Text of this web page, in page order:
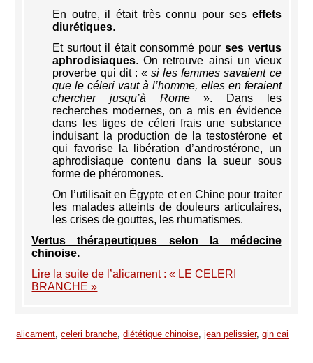
En outre, il était très connu pour ses effets
diurétiques.
Et surtout il était consommé pour ses vertus
aphrodisiaques. On retrouve ainsi un vieux
proverbe qui dit : «si les femmes savaient ce
que le céleri vaut à l’homme, elles en feraient
chercher jusqu’à Rome». Dans les
recherches modernes, on a mis en évidence
dans les tiges de céleri frais une substance
induisant la production de la testostérone et
qui favorise la libération d’androstérone, un
aphrodisiaque contenu dans la sueur sous
forme de phéromones.
On l’utilisait en Égypte et en Chine pour traiter
les malades atteints de douleurs articulaires,
les crises de gouttes, les rhumatismes.
Vertus thérapeutiques selon la médecine
chinoise.
Lire la suite de l’alicament : « LE CELERI
BRANCHE »
alicament ,celeri branche ,diététique chinoise ,jean pelissier,qin cai